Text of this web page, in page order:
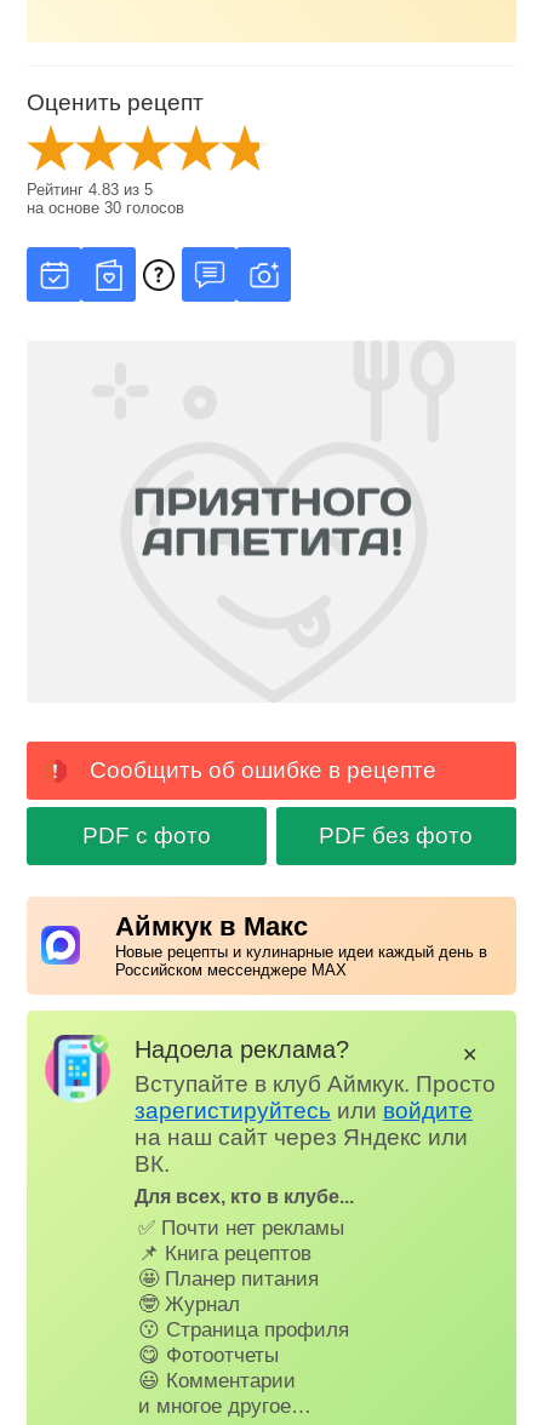
Оценить рецепт
Рейтинг4.83 из5
на основе30 голосов
Сообщить об ошибке в рецепте
PDF с фото PDF без фото
Аймкук в Макс
Новые рецепты и кулинарные идеи каждый день в
Российском мессенджере MAX
Надоела реклама?
Вступайте в клуб Аймкук. Просто
зарегистируйтесь или войдите
на наш сайт через Яндекс или
ВК.
Для всех, кто в клубе...
✅ Почти нет рекламы
📌 Книга рецептов
🤩 Планер питания
🤓 Журнал
😗 Страница профиля
😋 Фотоотчеты
😃 Комментарии
и многое другое…
✕